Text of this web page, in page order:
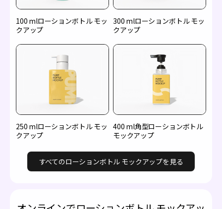
100 mlローションボトル モッ
クアップ
300 mlローションボトル モッ
クアップ
250 mlローションボトル モッ
クアップ
400 ml角型ローションボトル
モックアップ
すべてのローションボトル モックアップを見る